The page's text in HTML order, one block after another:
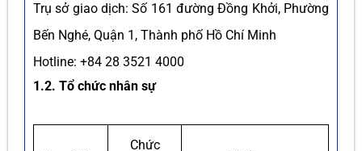
Trụ sở giao dịch: Số 161 đường Đồng Khởi, Phường
Bến Nghé, Quận 1, Thành phố Hồ Chí Minh
Hotline: +84 28 3521 4000
1.2. Tổ chức nhân sự
Chức